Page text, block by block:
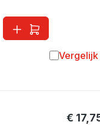
Vergelijk
€